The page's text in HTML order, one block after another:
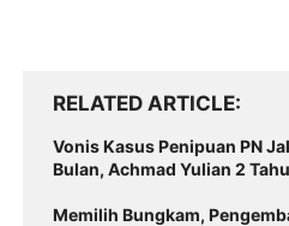
RELATED ARTICLE
Vonis Kasus Penipuan PN
Bulan, Achmad Yulian 2
Memilih Bungkam,